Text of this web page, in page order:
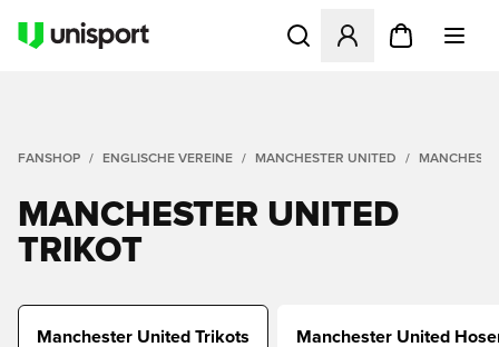
Öffnet ein neues Fenster
FANSHOP ENGLISCHE VEREINE MANCHESTER UNITED
MANCHESTER UNITED
TRIKOT
Manchester United Trikots Manchester United